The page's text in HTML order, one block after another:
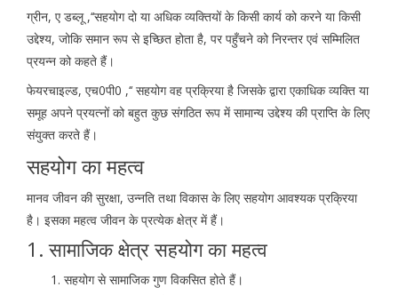
ग्रीन, ए डब्लू ,‘‘सहयोग दो या अधिक व्यक्तियों के किसी कार्य को करने या किसी
उद्देश्य, जोकि समान रूप से इच्छित होता है, पर पहुँचने को निरन्तर एवं सम्मिलित
प्रयन्न को कहते हैं।
फेयरचाइल्ड, एच0पी0 ,‘‘ सहयोग वह प्रक्रिया है जिसके द्वारा एकाधिक व्यक्ति या
समूह अपने प्रयत्नों को बहुत कुछ संगठित रूप में सामान्य उद्देश्य की प्राप्ति के लिए
संयुक्त करते हैं।
सहयोग का महत्व
मानव जीवन की सुरक्षा, उन्नति तथा विकास के लिए सहयोग आवश्यक प्रक्रिया
है। इसका महत्व जीवन के प्रत्येक क्षेत्र में हैं।
1. सामाजिक क्षेत्र सहयोग का महत्व
सहयोग से सामाजिक गुण विकसित होते हैं।